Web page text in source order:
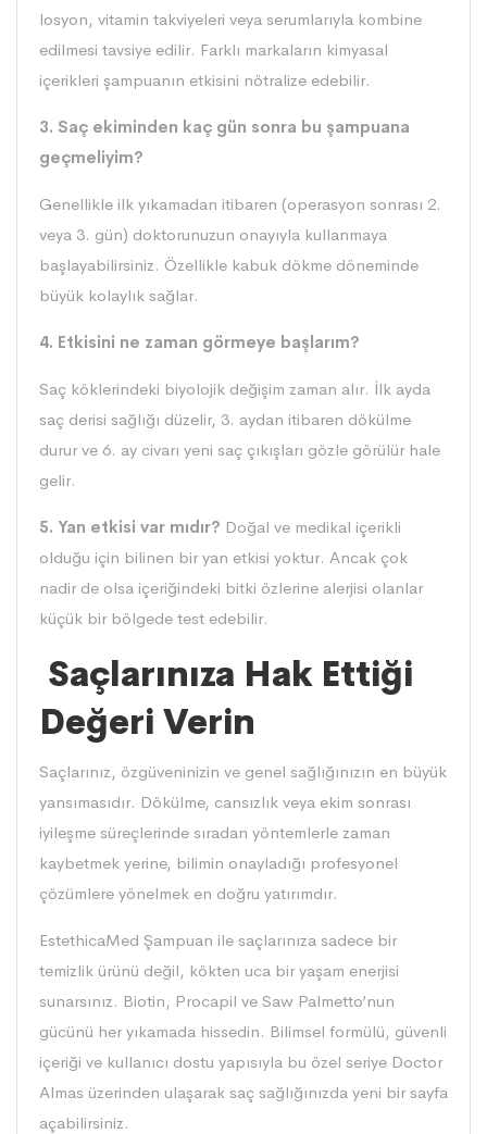
losyon, vitamin takviyeleri veya serumlarıyla kombine
edilmesi tavsiye edilir. Farklı markaların kimyasal
içerikleri şampuanın etkisini nötralize edebilir.
3. Saç ekiminden kaç gün sonra bu şampuana
geçmeliyim?
Genellikle ilk yıkamadan itibaren (operasyon sonrası 2.
veya 3. gün) doktorunuzun onayıyla kullanmaya
başlayabilirsiniz. Özellikle kabuk dökme döneminde
büyük kolaylık sağlar.
4. Etkisini ne zaman görmeye başlarım?
Saç köklerindeki biyolojik değişim zaman alır. İlk ayda
saç derisi sağlığı düzelir, 3. aydan itibaren dökülme
durur ve 6. ay civarı yeni saç çıkışları gözle görülür hale
gelir.
5. Yan etkisi var mıdır? Doğal ve medikal içerikli
olduğu için bilinen bir yan etkisi yoktur. Ancak çok
nadir de olsa içeriğindeki bitki özlerine alerjisi olanlar
küçük bir bölgede test edebilir.
Saçlarınıza Hak Ettiği
Değeri Verin
Saçlarınız, özgüveninizin ve genel sağlığınızın en büyük
yansımasıdır. Dökülme, cansızlık veya ekim sonrası
iyileşme süreçlerinde sıradan yöntemlerle zaman
kaybetmek yerine, bilimin onayladığı profesyonel
çözümlere yönelmek en doğru yatırımdır.
EstethicaMed Şampuan ile saçlarınıza sadece bir
temizlik ürünü değil, kökten uca bir yaşam enerjisi
sunarsınız. Biotin, Procapil ve Saw Palmetto’nun
gücünü her yıkamada hissedin. Bilimsel formülü, güvenli
içeriği ve kullanıcı dostu yapısıyla bu özel seriye Doctor
Almas üzerinden ulaşarak saç sağlığınızda yeni bir sayfa
açabilirsiniz.